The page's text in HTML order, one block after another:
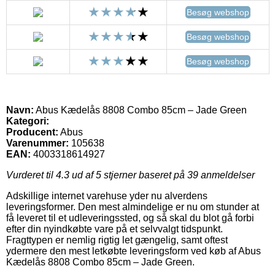
Besøg webshop
Besøg webshop
Besøg webshop
Navn: Abus Kædelås 8808 Combo 85cm – Jade Green
Kategori:
Producent: Abus
Varenummer: 105638
EAN: 4003318614927
Vurderet til 4.3 ud af 5 stjerner baseret på 39 anmeldelser
Adskillige internet varehuse yder nu alverdens
leveringsformer. Den mest almindelige er nu om stunder at
få leveret til et udleveringssted, og så skal du blot gå forbi
efter din nyindkøbte vare på et selvvalgt tidspunkt.
Fragttypen er nemlig rigtig let gængelig, samt oftest
ydermere den mest letkøbte leveringsform ved køb af Abus
Kædelås 8808 Combo 85cm – Jade Green.